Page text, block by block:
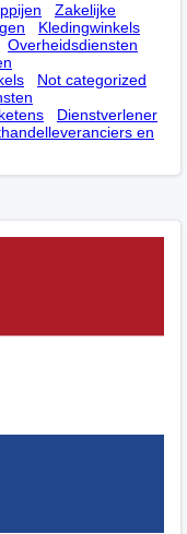
Zakelijke
Kledingwinkels
Overheidsdiensten
Not categorized
Dienstverlener
en